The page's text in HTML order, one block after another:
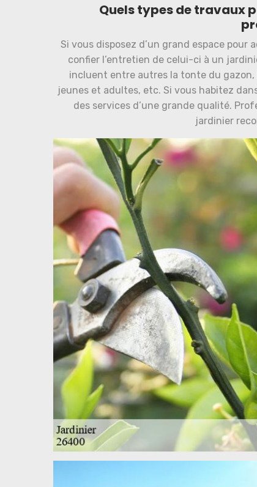
Quels types de travaux
Si vous disposez d’un grand espace
confier l’entretien de celui-ci à un
incluent entre autres la tonte du gazon,
jeunes et adultes, etc. Si vous habitez
des services d’une grande qualité.
jardinier